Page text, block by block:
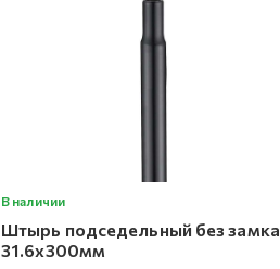
В наличии
Штырь подседельный без замка
31.6х300мм